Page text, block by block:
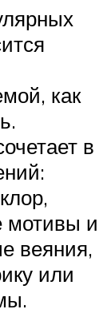
как
в
мотивы и
веяния,
или